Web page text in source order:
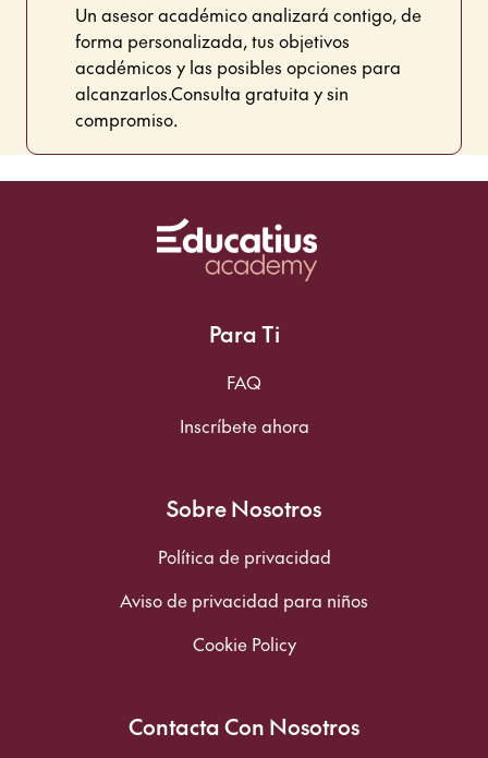
Un asesor académico analizará contigo, de
forma personalizada, tus objetivos
académicos y las posibles opciones para
alcanzarlos.Consulta gratuita y sin
compromiso.
Para Ti
FAQ
Inscríbete ahora
Sobre Nosotros
Política de privacidad
Aviso de privacidad para niños
Cookie Policy
Contacta Con Nosotros